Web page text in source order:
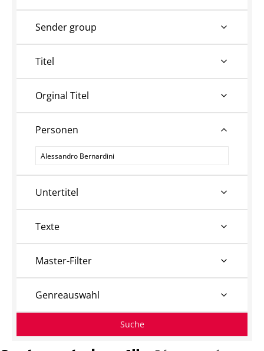
Sender group
Titel
Orginal Titel
Personen
Personen
Untertitel
Texte
Master-Filter
Genreauswahl
Suche